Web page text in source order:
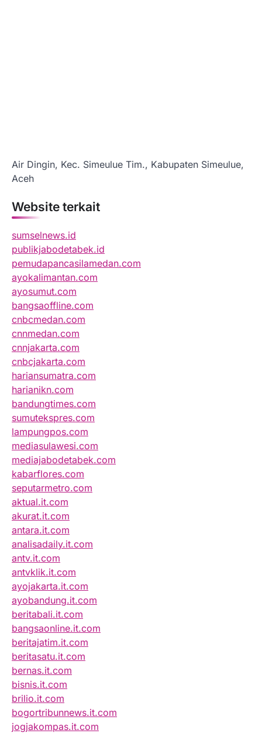
Air Dingin, Kec. Simeulue Tim., Kabupaten Simeulue,
Aceh
Website terkait
sumselnews.id
publikjabodetabek.id
pemudapancasilamedan.com
ayokalimantan.com
ayosumut.com
bangsaoffline.com
cnbcmedan.com
cnnmedan.com
cnnjakarta.com
cnbcjakarta.com
hariansumatra.com
harianikn.com
bandungtimes.com
sumutekspres.com
lampungpos.com
mediasulawesi.com
mediajabodetabek.com
kabarflores.com
seputarmetro.com
aktual.it.com
akurat.it.com
antara.it.com
analisadaily.it.com
antv.it.com
antvklik.it.com
ayojakarta.it.com
ayobandung.it.com
beritabali.it.com
bangsaonline.it.com
beritajatim.it.com
beritasatu.it.com
bernas.it.com
bisnis.it.com
brilio.it.com
bogortribunnews.it.com
jogjakompas.it.com